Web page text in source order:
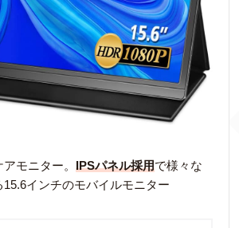
モニター。 IPSパネル採用で様々な
インチのモバイルモニター